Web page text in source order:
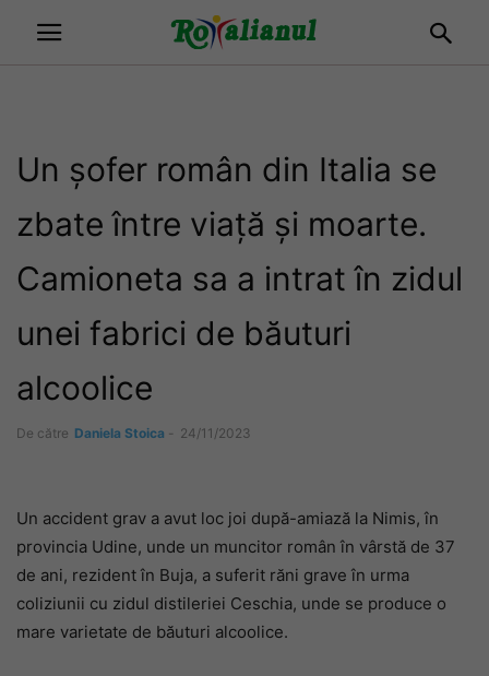
Un șofer român din Italia se
zbate între viață și moarte.
Camioneta sa a intrat în zidul
unei fabrici de băuturi
alcoolice
De către Daniela Stoica - 24/11/2023
Un accident grav a avut loc joi după-amiază la Nimis, în
provincia Udine, unde un muncitor român în vârstă de 37
de ani, rezident în Buja, a suferit răni grave în urma
coliziunii cu zidul distileriei Ceschia, unde se produce o
mare varietate de băuturi alcoolice.